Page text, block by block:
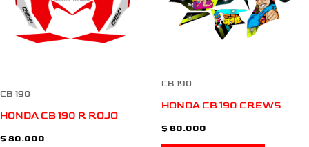
CB 190
HONDA CB 190 R ROJO
$ 80.000
CB 190
HONDA CB 190 CREWS
$ 80.000